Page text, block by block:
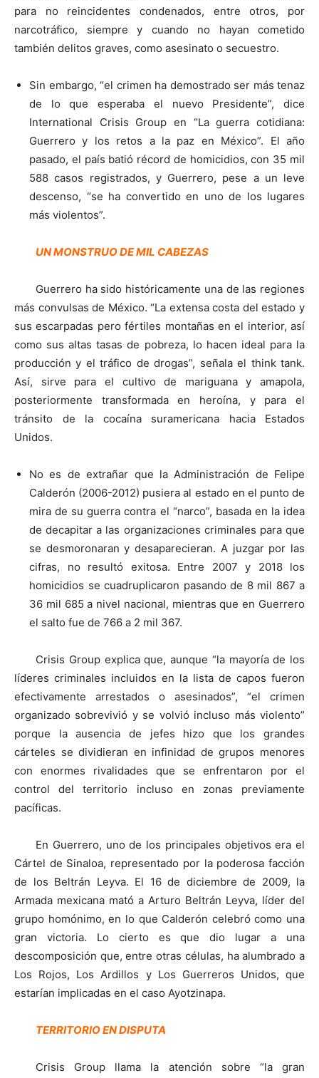
para no reincidentes condenados, entre otros, por
narcotráfico, siempre y cuando no hayan cometido
también delitos graves, como asesinato o secuestro.
Sin embargo, “el crimen ha demostrado ser más tenaz
de lo que esperaba el nuevo Presidente”, dice
International Crisis Group en “La guerra cotidiana:
Guerrero y los retos a la paz en México”. El año
pasado, el país batió récord de homicidios, con 35 mil
588 casos registrados, y Guerrero, pese a un leve
descenso, “se ha convertido en uno de los lugares
más violentos”.
UN MONSTRUO DE MIL CABEZAS
Guerrero ha sido históricamente una de las regiones
más convulsas de México. “La extensa costa del estado y
sus escarpadas pero fértiles montañas en el interior, así
como sus altas tasas de pobreza, lo hacen ideal para la
producción y el tráfico de drogas”, señala el think tank.
Así, sirve para el cultivo de mariguana y amapola,
posteriormente transformada en heroína, y para el
tránsito de la cocaína suramericana hacia Estados
Unidos.
No es de extrañar que la Administración de Felipe
Calderón (2006-2012) pusiera al estado en el punto de
mira de su guerra contra el “narco”, basada en la idea
de decapitar a las organizaciones criminales para que
se desmoronaran y desaparecieran. A juzgar por las
cifras, no resultó exitosa. Entre 2007 y 2018 los
homicidios se cuadruplicaron pasando de 8 mil 867 a
36 mil 685 a nivel nacional, mientras que en Guerrero
el salto fue de 766 a 2 mil 367.
Crisis Group explica que, aunque “la mayoría de los
líderes criminales incluidos en la lista de capos fueron
efectivamente arrestados o asesinados”, “el crimen
organizado sobrevivió y se volvió incluso más violento”
porque la ausencia de jefes hizo que los grandes
cárteles se dividieran en infinidad de grupos menores
con enormes rivalidades que se enfrentaron por el
control del territorio incluso en zonas previamente
pacíficas.
En Guerrero, uno de los principales objetivos era el
Cártel de Sinaloa, representado por la poderosa facción
de los Beltrán Leyva. El 16 de diciembre de 2009, la
Armada mexicana mató a Arturo Beltrán Leyva, líder del
grupo homónimo, en lo que Calderón celebró como una
gran victoria. Lo cierto es que dio lugar a una
descomposición que, entre otras células, ha alumbrado a
Los Rojos, Los Ardillos y Los Guerreros Unidos, que
estarían implicadas en el caso Ayotzinapa.
TERRITORIO EN DISPUTA
Crisis Group llama la atención sobre “la gran